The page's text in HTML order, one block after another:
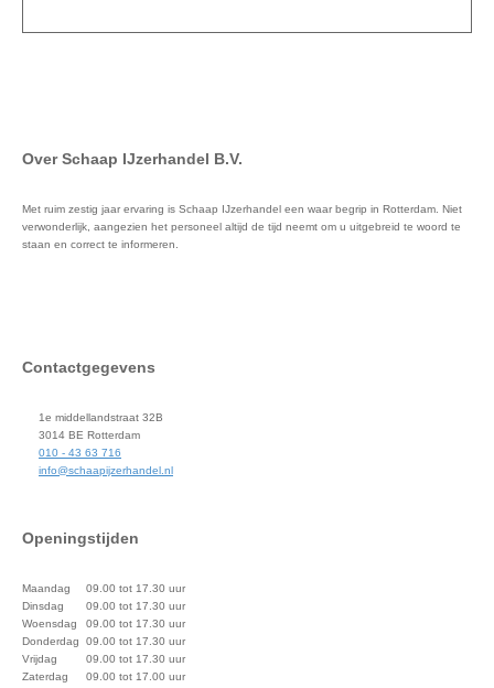
Over Schaap IJzerhandel B.V.
Met ruim zestig jaar ervaring is Schaap IJzerhandel een waar begrip in Rotterdam. Niet
verwonderlijk, aangezien het personeel altijd de tijd neemt om u uitgebreid te woord te
staan en correct te informeren.
Contactgegevens
1e middellandstraat 32B
3014 BE Rotterdam
010 - 43 63 716
info@schaapijzerhandel.nl
Openingstijden
Maandag
09.00 tot 17.30 uur
Dinsdag
09.00 tot 17.30 uur
Woensdag
09.00 tot 17.30 uur
Donderdag 09.00 tot 17.30 uur
Vrijdag
09.00 tot 17.30 uur
Zaterdag
09.00 tot 17.00 uur